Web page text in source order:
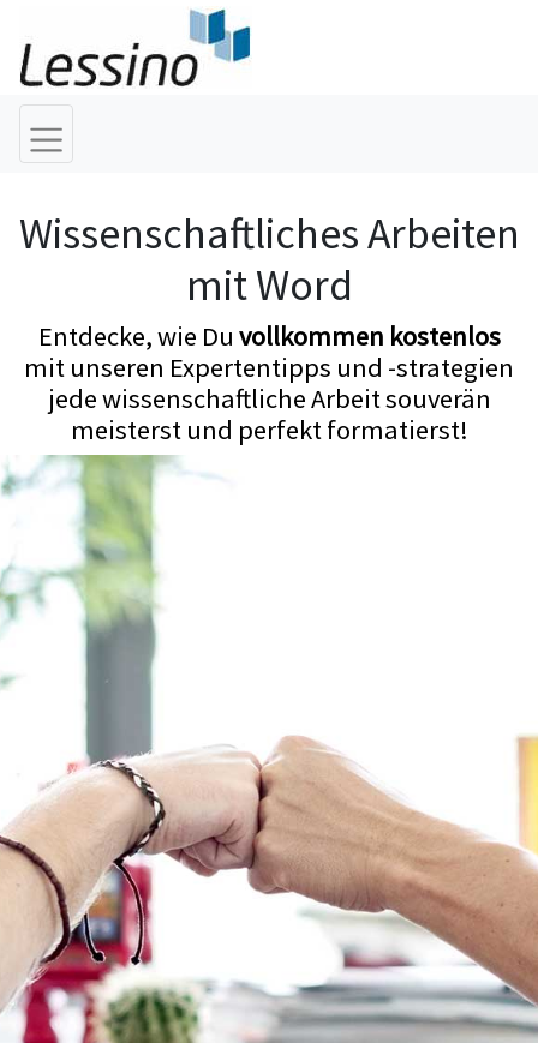
Wissenschaftliches Arbeiten
mit Word
Entdecke, wie Du vollkommen kostenlos
mit unseren Expertentipps und -strategien
jede wissenschaftliche Arbeit souverän
meisterst und perfekt formatierst!